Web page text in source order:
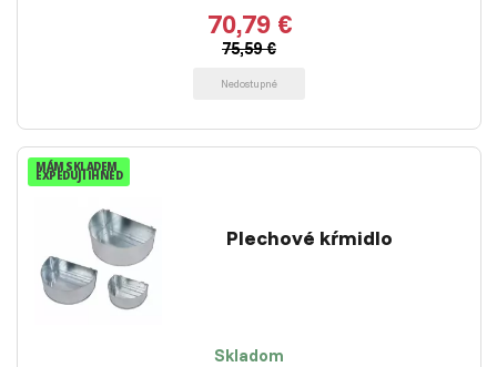
70,79 €
75,59 €
Nedostupné
MÁM SKLADEM
EXPEDUJI IHNED
Plechové kŕmidlo
Skladom